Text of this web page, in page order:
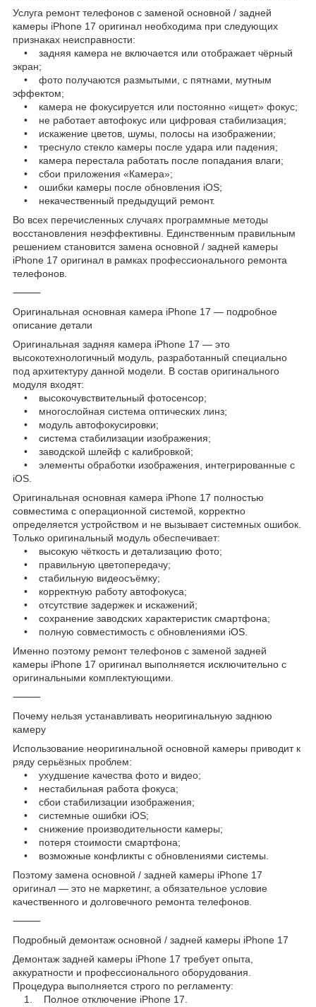
Услуга ремонт телефонов с заменой основной / задней
камеры iPhone 17 оригинал необходима при следующих
признаках неисправности:
• задняя камера не включается или отображает чёрный
экран;
• фото получаются размытыми, с пятнами, мутным
эффектом;
• камера не фокусируется или постоянно «ищет» фокус;
• не работает автофокус или цифровая стабилизация;
• искажение цветов, шумы, полосы на изображении;
• треснуло стекло камеры после удара или падения;
• камера перестала работать после попадания влаги;
• сбои приложения «Камера»;
• ошибки камеры после обновления iOS;
• некачественный предыдущий ремонт.
Во всех перечисленных случаях программные методы
восстановления неэффективны. Единственным правильным
решением становится замена основной / задней камеры
iPhone 17 оригинал в рамках профессионального ремонта
телефонов.
⸻
Оригинальная основная камера iPhone 17 — подробное
описание детали
Оригинальная задняя камера iPhone 17 — это
высокотехнологичный модуль, разработанный специально
под архитектуру данной модели. В состав оригинального
модуля входят:
• высокочувствительный фотосенсор;
• многослойная система оптических линз;
• модуль автофокусировки;
• система стабилизации изображения;
• заводской шлейф с калибровкой;
• элементы обработки изображения, интегрированные с
iOS.
Оригинальная основная камера iPhone 17 полностью
совместима с операционной системой, корректно
определяется устройством и не вызывает системных ошибок.
Только оригинальный модуль обеспечивает:
• высокую чёткость и детализацию фото;
• правильную цветопередачу;
• стабильную видеосъёмку;
• корректную работу автофокуса;
• отсутствие задержек и искажений;
• сохранение заводских характеристик смартфона;
• полную совместимость с обновлениями iOS.
Именно поэтому ремонт телефонов с заменой задней
камеры iPhone 17 оригинал выполняется исключительно с
оригинальными комплектующими.
⸻
Почему нельзя устанавливать неоригинальную заднюю
камеру
Использование неоригинальной основной камеры приводит к
ряду серьёзных проблем:
• ухудшение качества фото и видео;
• нестабильная работа фокуса;
• сбои стабилизации изображения;
• системные ошибки iOS;
• снижение производительности камеры;
• потеря стоимости смартфона;
• возможные конфликты с обновлениями системы.
Поэтому замена основной / задней камеры iPhone 17
оригинал — это не маркетинг, а обязательное условие
качественного и долговечного ремонта телефонов.
⸻
Подробный демонтаж основной / задней камеры iPhone 17
Демонтаж задней камеры iPhone 17 требует опыта,
аккуратности и профессионального оборудования.
Процедура выполняется строго по регламенту:
1. Полное отключение iPhone 17.